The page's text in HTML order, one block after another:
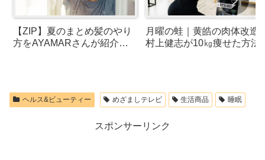
【ZIP】夏のまとめ髪のやり
方をAYAMARさんが紹介！
月曜の蛙｜黄皓の肉体改造
村上健志が10㎏痩せた方法
ヘルス&ビューティー めざましテレビ 生活商品 睡眠
スポンサーリンク